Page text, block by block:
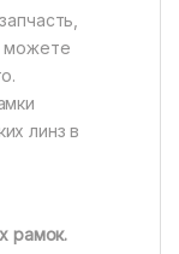
можете
линз в
рамок.